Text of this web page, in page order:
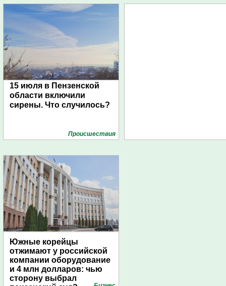
15 июля в Пензенской
области включили
сирены. Что случилось?
Проиcшествия
Южные корейцы
отжимают у российской
компании оборудование
и 4 млн долларов: чью
сторону выбрал